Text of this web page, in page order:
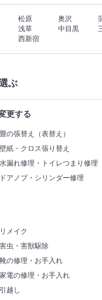
松原 奥沢
浅草 中目黒
西新宿
ぶ
更する
畳の張替え（表替え）
壁紙・クロス張り替え
水漏れ修理・トイレつまり修理
ドアノブ・シリンダー修理
リメイク
害虫・害獣駆除
靴の修理・お手入れ
家電の修理・お手入れ
引越し